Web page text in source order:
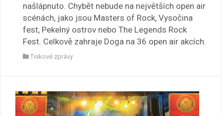
našlápnuto. Chybět nebude na největších open air
scénách, jako jsou Masters of Rock, Vysočina
fest, Pekelný ostrov nebo The Legends Rock
Fest. Celkově zahraje Doga na 36 open air akcích.
Tiskové zprávy